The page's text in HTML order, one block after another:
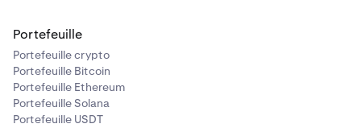
Portefeuille
Portefeuille crypto
Portefeuille Bitcoin
Portefeuille Ethereum
Portefeuille Solana
Portefeuille USDT